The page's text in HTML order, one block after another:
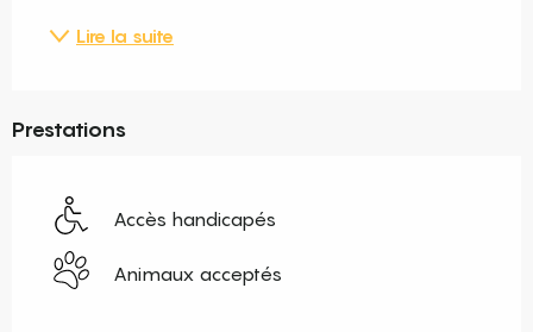
Lire la suite
Prestations
Accès handicapés
Animaux acceptés